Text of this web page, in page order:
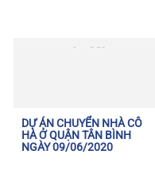
DỰ ÁN CHUYỂN NHÀ CÔ
HÀ Ở QUẬN TÂN BÌNH
NGÀY 09/06/2020